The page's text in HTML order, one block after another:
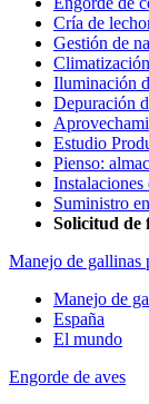
Cría de
Gestión de
Iluminación
Depuración
Estudio
Pienso:
Suministro
Solicitud de
Manejo de gallinas
Manejo de
España
El mundo
Engorde de aves